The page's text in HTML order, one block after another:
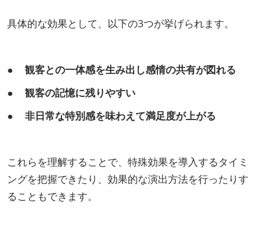
具体的な効果として、以下の3つが挙げられます。
● 観客との一体感を生み出し感情の共有が図れる
● 観客の記憶に残りやすい
● 非日常な特別感を味わえて満足度が上がる
これらを理解することで、特殊効果を導入するタイミ
ングを把握できたり、効果的な演出方法を行ったりす
ることもできます。